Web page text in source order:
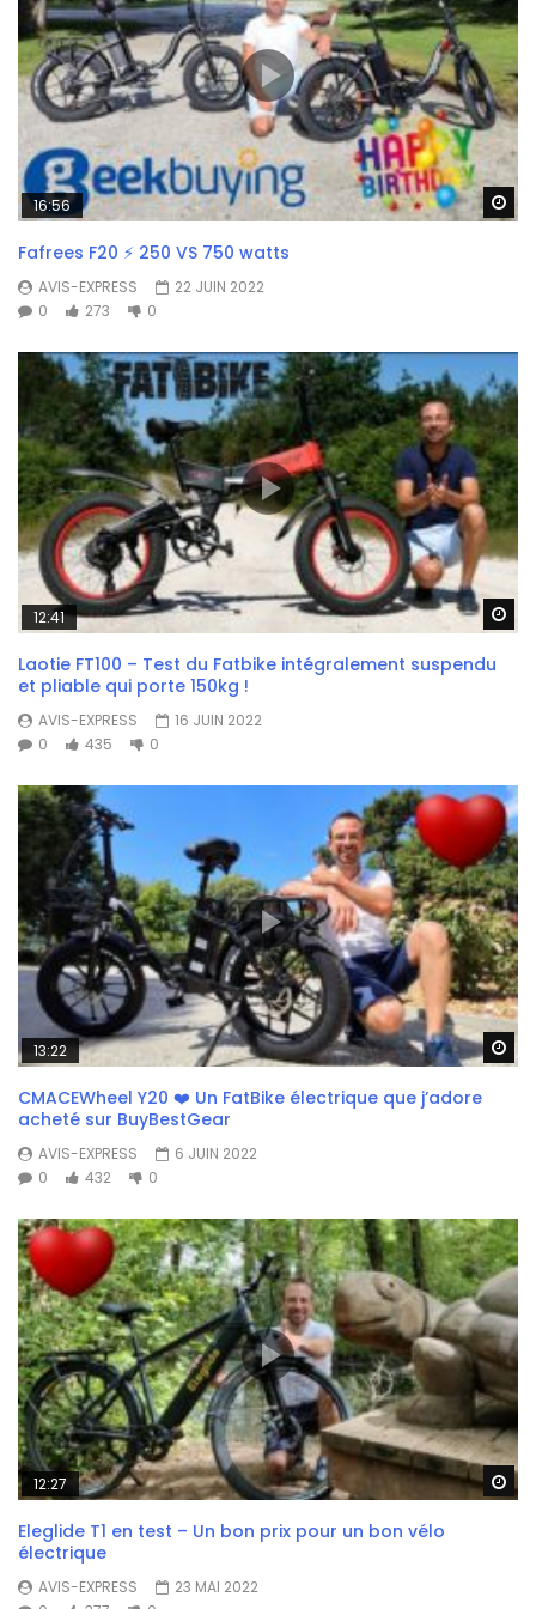
16:56
Fafrees F20 ⚡ 250 VS 750 watts
AVIS-EXPRESS
22 JUIN 2022
0
273 0
12:41
Laotie FT100 – Test du Fatbike intégralement suspendu
et pliable qui porte 150kg !
AVIS-EXPRESS
16 JUIN 2022
0
435 0
13:22
CMACEWheel Y20 ❤️ Un FatBike électrique que j’adore
acheté sur BuyBestGear
AVIS-EXPRESS
6 JUIN 2022
0
432 0
12:27
Eleglide T1 en test – Un bon prix pour un bon vélo
électrique
AVIS-EXPRESS
23 MAI 2022